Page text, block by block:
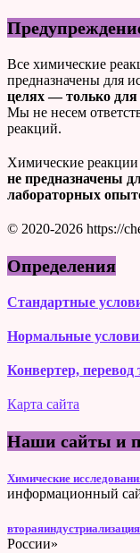
Все химические
предназначены для
целях — только
Мы не несем
реакций.
Химические
не предназначены
лабораторных
© 2020-2026 https://
Определения
Стандартные
Нормальные
Конвертер, перевод
Карта сайта
Наши сайты и
Химические
информационный
России»